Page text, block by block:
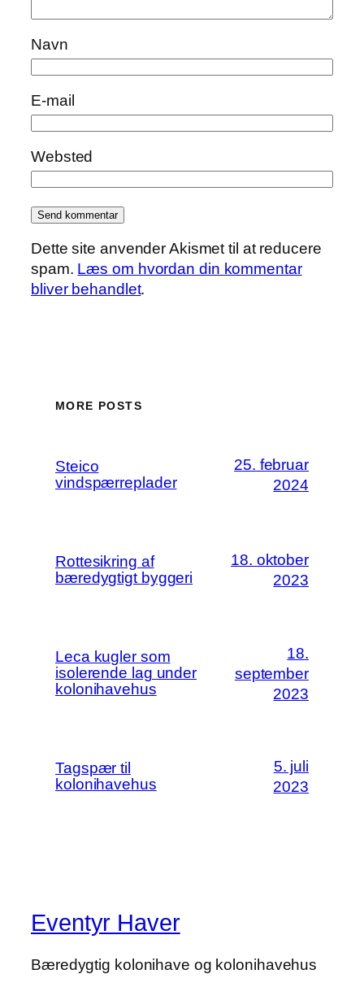
Navn
E-mail
Websted
Dette site anvender Akismet til at reducere
spam. Læs om hvordan din kommentar
bliver behandlet.
MORE POSTS
Steico
vindspærreplader
25. februar
2024
Rottesikring af
bæredygtigt byggeri
18. oktober
2023
Leca kugler som
isolerende lag under
kolonihavehus
18.
september
2023
Tagspær til
kolonihavehus
5. juli
2023
Eventyr Haver
Bæredygtig kolonihave og kolonihavehus